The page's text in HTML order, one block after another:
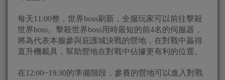
每天11:00整，世界boss刷新，全服玩家可以前往擊殺
世界boss。擊殺世界boss用時最短的前4名的伺服器，
將為代表本服參與庇護城決戰的營地，在對戰中贏得
直升機載具，幫助營地在對戰中佔據更有利的位置。
在12:00~19:30的準備階段，參賽的營地可以進入對戰